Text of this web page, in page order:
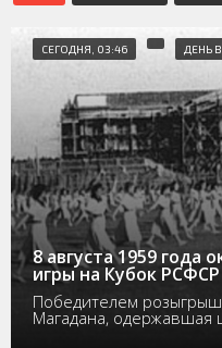
СЕГОДНЯ, 03:46 ДЕНЬ
8 августа 1959 года
игры на Кубок
Победителем
Магадана, одержавшая